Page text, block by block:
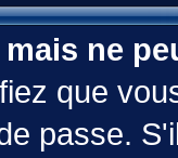
ne
que
passe.